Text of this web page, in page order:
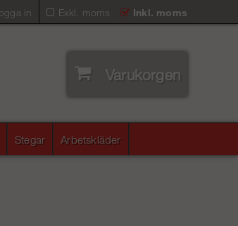
Exkl. moms Inkl. moms
in
Varukorgen
Stegar Arbetskläder